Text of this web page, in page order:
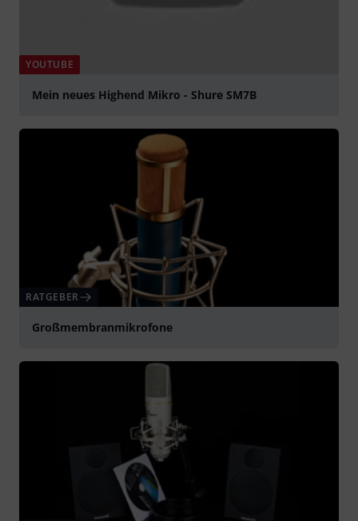
YOUTUBE
Mein neues Highend Mikro - Shure SM7B
RATGEBER
Großmembranmikrofone